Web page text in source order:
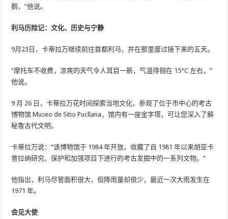
鹅，”他说。
利马历险记：文化、历史与宁静
9月23日，卡蒂拉万继续前往首都利马，并在那里度过接下来的五天。
“摩托车不收费，凉爽的天气令人耳目一新，气温徘徊在 15°C 左右，”
他说。
9 月 26 日，卡蒂拉万花时间探索当地文化，参观了位于市中心的考古
博物馆 Museo de Sitio Pucllana，馆内有一座金字塔，可让您深入了解
秘鲁古代文明。
卡蒂拉万说：“该博物馆于 1984 年开放，收藏了自 1981 年以来胡亚卡
普拉纳研究、保护和加强项目下进行的考古发掘中的一系列文物。”
他指出，利马尽管面积很大，但降雨量却很少，最近一次大雨发生在
1971 年。
会见大使